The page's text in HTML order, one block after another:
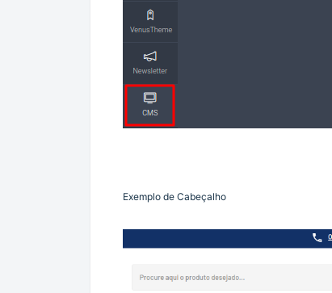
Exemplo de Cabeçalho